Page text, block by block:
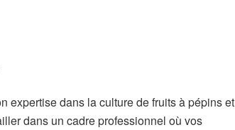
expertise dans la culture de fruits à pépins et
dans un cadre professionnel où vos